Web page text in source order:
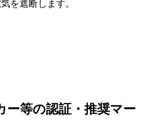
を遮断します。
ー等の認証・推奨マー